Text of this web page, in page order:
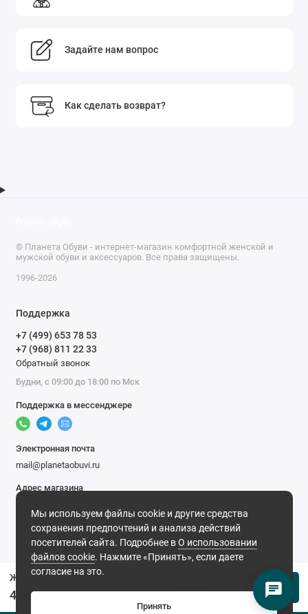
4 982 ₽ 10 726 ₽
В корзину
Задайте нам вопрос
Как сделать возврат?
Мы используем файлы cookie и другие средства
сохранения предпочтений и анализа действий
посетителей сайта. Подробнее вО использовании
файлов cookie. Нажмите «Принять», если даете
согласие на это.
Принять
© Планета Обуви - интернет-магазин комфортной женской и
мужской обуви и аксессуаров. Все права защищены.
1996-2026
Поддержка
+7 (499) 653 78 53
+7 (968) 811 22 33
Обратный звонок
Будни, с 09:00 до 18:00 по Мск
Поддержка в мессенджере
Электронная почта
mail@planetaobuvi.ru
Адрес магазина
Мы в сети